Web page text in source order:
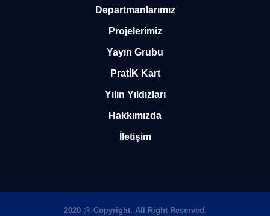
Departmanlarımız
Projelerimiz
Yayın Grubu
PratİK Kart
Yılın Yıldızları
Hakkımızda
İletişim
2020 @ Copyright. All Right Reserved.